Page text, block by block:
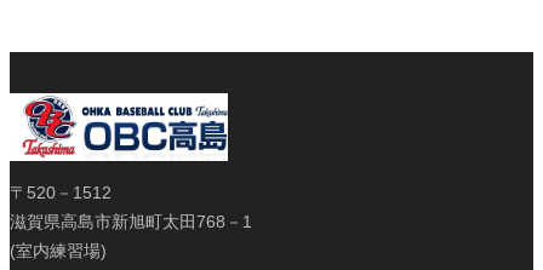
〒520－1512
滋賀県高島市新旭町太田768－1
(室内練習場)